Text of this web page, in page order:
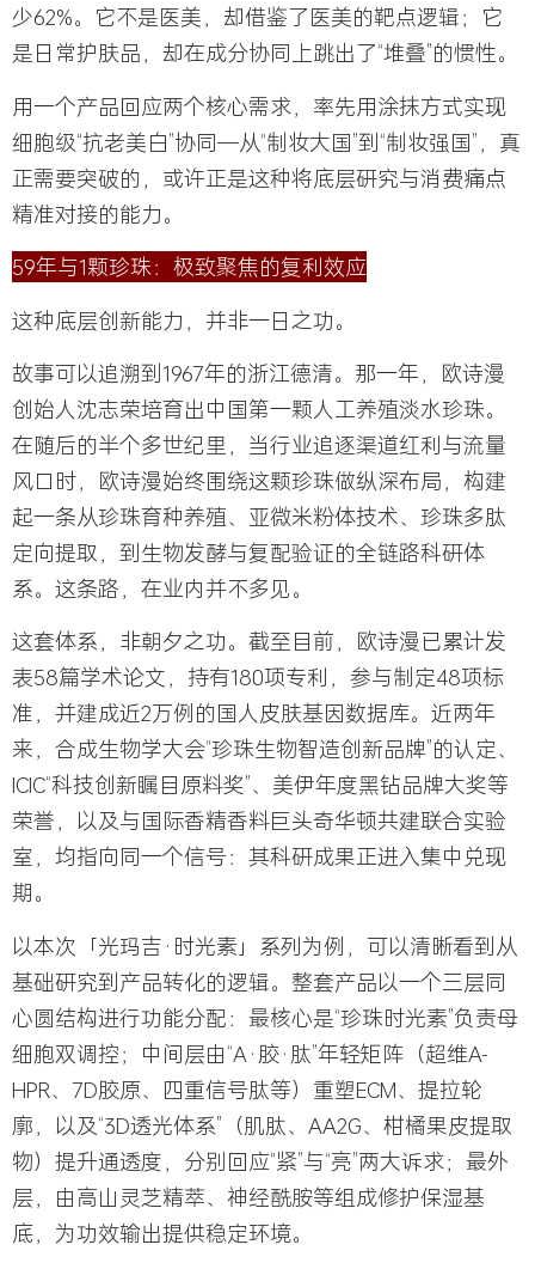
少62%。它不是医美，却借鉴了医美的靶点逻辑；它
是日常护肤品，却在成分协同上跳出了“堆叠”的惯性。
用一个产品回应两个核心需求，率先用涂抹方式实现
细胞级“抗老美白”协同—从“制妆大国”到“制妆强国”，真
正需要突破的，或许正是这种将底层研究与消费痛点
精准对接的能力。
59年与1颗珍珠： 极致聚焦的复利效应
这种底层创新能力，并非一日之功。
故事可以追溯到1967年的浙江德清。那一年，欧诗漫
创始人沈志荣培育出中国第一颗人工养殖淡水珍珠。
在随后的半个多世纪里，当行业追逐渠道红利与流量
风口时，欧诗漫始终围绕这颗珍珠做纵深布局，构建
起一条从珍珠育种养殖、亚微米粉体技术、珍珠多肽
定向提取，到生物发酵与复配验证的全链路科研体
系。这条路，在业内并不多见。
这套体系，非朝夕之功。截至目前，欧诗漫已累计发
表58篇学术论文，持有180项专利，参与制定48项标
准，并建成近2万例的国人皮肤基因数据库。近两年
来，合成生物学大会“珍珠生物智造创新品牌”的认定、
ICIC“科技创新瞩目原料奖”、美伊年度黑钻品牌大奖等
荣誉，以及与国际香精香料巨头奇华顿共建联合实验
室，均指向同一个信号：其科研成果正进入集中兑现
期。
以本次「光玛吉·时光素」系列为例，可以清晰看到从
基础研究到产品转化的逻辑。整套产品以一个三层同
心圆结构进行功能分配：最核心是“珍珠时光素”负责母
细胞双调控；中间层由“A·胶·肽”年轻矩阵（超维A-
HPR、7D胶原、四重信号肽等）重塑ECM、提拉轮
廓，以及“3D透光体系”（肌肽、AA2G、柑橘果皮提取
物）提升通透度，分别回应“紧”与“亮”两大诉求；最外
层，由高山灵芝精萃、神经酰胺等组成修护保湿基
底，为功效输出提供稳定环境。